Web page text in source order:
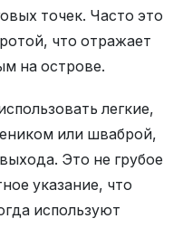
точек. Часто это
что отражает
на острове.
легкие,
или шваброй,
Это не грубое
указание, что
используют